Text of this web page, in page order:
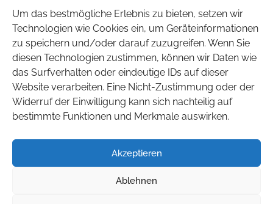
Um das bestmögliche Erlebnis zu bieten, setzen wir
Technologien wie Cookies ein, um Geräteinformationen
zu speichern und/oder darauf zuzugreifen. Wenn Sie
diesen Technologien zustimmen, können wir Daten wie
das Surfverhalten oder eindeutige IDs auf dieser
Website verarbeiten. Eine Nicht-Zustimmung oder der
Widerruf der Einwilligung kann sich nachteilig auf
bestimmte Funktionen und Merkmale auswirken.
Akzeptieren
Ablehnen
Mecklenburg-Vorpommern
Niedersachsen
Nordrhein-Westfalen
Rheinland-Pfalz
Saarland